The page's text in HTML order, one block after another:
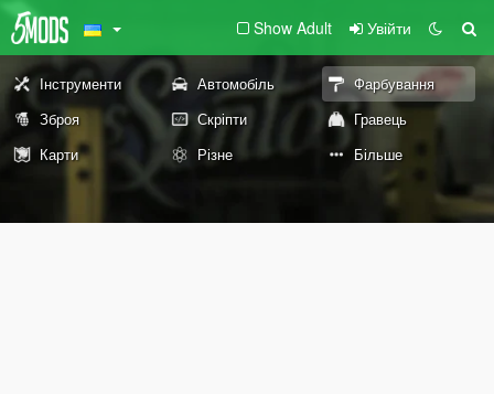
Show Adult Увійти
Інструменти Автомобіль
Фарбування
Зброя
Скріпти
Гравець
Карти
Різне Більше